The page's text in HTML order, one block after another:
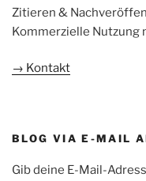
Zitieren &
Kommerzielle Nutzung
→ Kontakt
BLOG VIA E-MAIL
Gib deine E-Mail-